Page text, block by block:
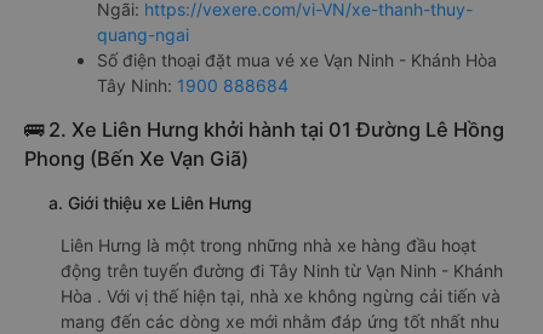
Ngãi: https://vexere.com/vi-VN/xe-thanh-thuy-
quang-ngai
Số điện thoại đặt mua vé xe Vạn Ninh - Khánh Hòa
Tây Ninh: 1900 888684
🚌 2. Xe Liên Hưng khởi hành tại 01 Đường Lê Hồng
Phong (Bến Xe Vạn Giã)
a. Giới thiệu xe Liên Hưng
Liên Hưng là một trong những nhà xe hàng đầu hoạt
động trên tuyến đường đi Tây Ninh từ Vạn Ninh - Khánh
Hòa . Với vị thế hiện tại, nhà xe không ngừng cải tiến và
mang đến các dòng xe mới nhằm đáp ứng tốt nhất nhu